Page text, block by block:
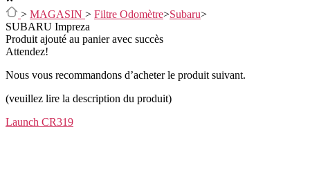
> MAGASIN > Filtre Odomètre>Subaru>
SUBARU Impreza
Produit ajouté au panier avec succès
Attendez!
Nous vous recommandons d’acheter le produit suivant.
(veuillez lire la description du produit)
Launch CR319